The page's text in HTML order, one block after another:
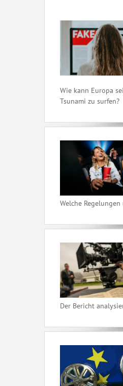
Wie kann Europa
Tsunami zu surfen?
Welche
Der Bericht